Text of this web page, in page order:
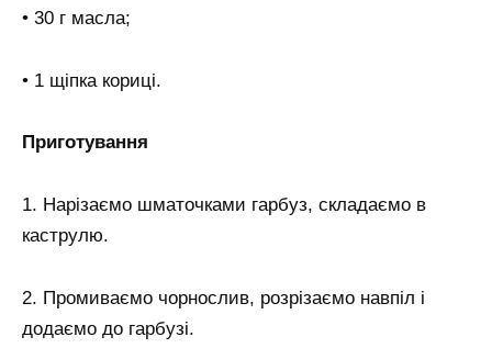
• 30 г масла;
• 1 щіпка кориці.
Приготування
1. Нарізаємо шматочками гарбуз, складаємо в
каструлю.
2. Промиваємо чорнослив, розрізаємо навпіл і
додаємо до гарбузі.